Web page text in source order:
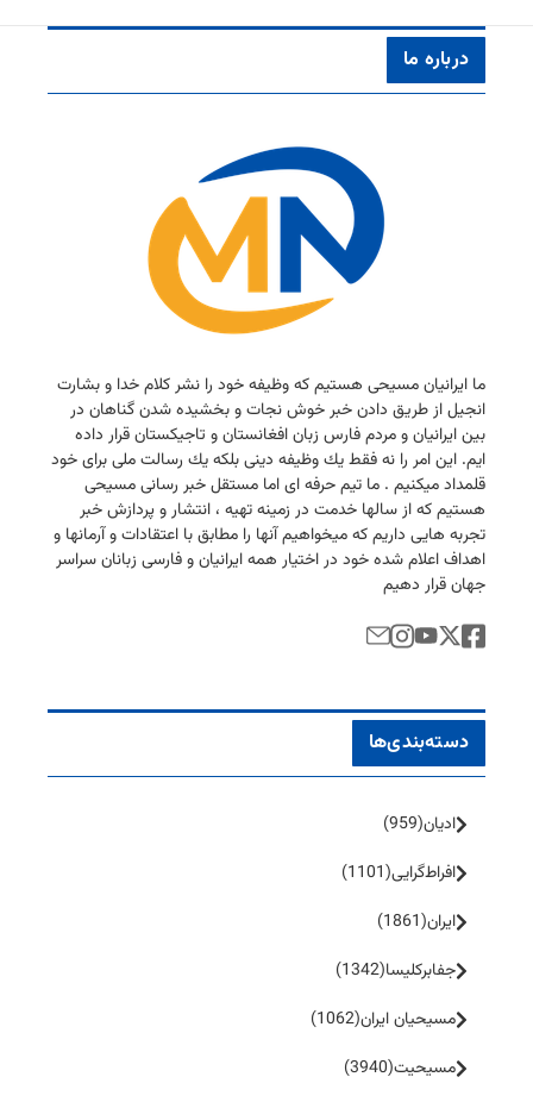
درباره ما
ما ایرانیان مسیحی هستیم كه وظیفه خود را نشر كلام خدا و بشارت
انجیل از طریق دادن خبر خوش نجات و بخشیده شدن گناهان در
بین ایرانیان و مردم فارس زبان افغانستان و تاجیكستان قرار داده
ایم. این امر را نه فقط یك وظیفه دینی بلكه یك رسالت ملی برای خود
قلمداد میكنیم . ما تیم حرفه ای اما مستقل خبر رسانی مسیحی
هستیم كه از سالها خدمت در زمینه تهیه ، انتشار و پردازش خبر
تجربه هایی داریم كه میخواهیم آنها را مطابق با اعتقادات و آرمانها و
اهداف اعلام شده خود در اختیار همه ایرانیان و فارسی زبانان سراسر
جهان قرار دهیم
دسته‌بندی‌ها
ادیان(959)
افراط‌گرایی(1101)
ایران(1861)
جفا‌بر‌کلیسا(1342)
مسیحیان ایران(1062)
مسیحیت(3940)